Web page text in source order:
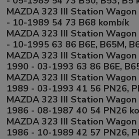
MAZDA 323 III Station
- 10-1989 54 73 B68 kombík
MAZDA 323 III Station
- 10-1995 63 86 B6E, B65M,
MAZDA 323 III Station
1990 - 03-1993 63 86 B6E,
MAZDA 323 III Station
1989 - 03-1993 41 56 PN26,
MAZDA 323 III Station
1986 - 08-1987 40 54 PN26
MAZDA 323 III Station
1986 - 10-1989 42 57 PN26,